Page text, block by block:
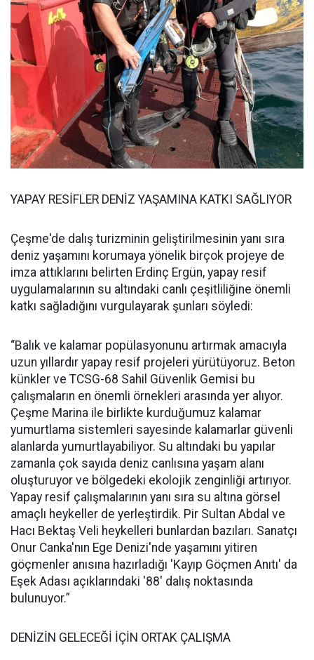
YAPAY RESİFLER DENİZ YAŞAMINA KATKI SAĞLIYOR
Çeşme'de dalış turizminin geliştirilmesinin yanı sıra
deniz yaşamını korumaya yönelik birçok projeye de
imza attıklarını belirten Erdinç Ergün, yapay resif
uygulamalarının su altındaki canlı çeşitliliğine önemli
katkı sağladığını vurgulayarak şunları söyledi:
“Balık ve kalamar popülasyonunu artırmak amacıyla
uzun yıllardır yapay resif projeleri yürütüyoruz. Beton
künkler ve TCSG-68 Sahil Güvenlik Gemisi bu
çalışmaların en önemli örnekleri arasında yer alıyor.
Çeşme Marina ile birlikte kurduğumuz kalamar
yumurtlama sistemleri sayesinde kalamarlar güvenli
alanlarda yumurtlayabiliyor. Su altındaki bu yapılar
zamanla çok sayıda deniz canlısına yaşam alanı
oluşturuyor ve bölgedeki ekolojik zenginliği artırıyor.
Yapay resif çalışmalarının yanı sıra su altına görsel
amaçlı heykeller de yerleştirdik. Pir Sultan Abdal ve
Hacı Bektaş Veli heykelleri bunlardan bazıları. Sanatçı
Onur Canka'nın Ege Denizi'nde yaşamını yitiren
göçmenler anısına hazırladığı 'Kayıp Göçmen Anıtı' da
Eşek Adası açıklarındaki '88' dalış noktasında
bulunuyor.”
DENİZİN GELECEĞİ İÇİN ORTAK ÇALIŞMA